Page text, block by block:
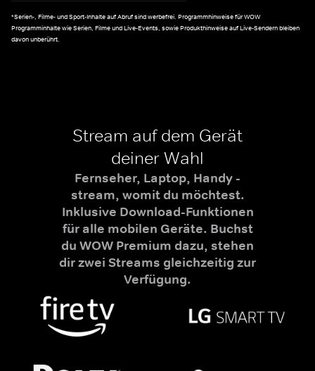
*Serien-, Filme- und Sport-Inhalte auf Abruf sind werbefrei. Programmhinweise für WOW
Programminhalte wie Serien, Filme und Live-Events, sowie Produkthinweise auf Live-Sendern bleiben
davon unberührt.
Stream auf dem Gerät
deiner Wahl
Fernseher, Laptop, Handy -
stream, womit du möchtest.
Inklusive Download-Funktionen
für alle mobilen Geräte. Buchst
du WOW Premium dazu, stehen
dir zwei Streams gleichzeitig zur
Verfügung.